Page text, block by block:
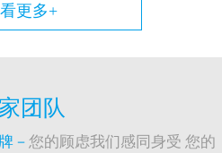
更多+
团队
－ 您的顾虑我们感同身受 您的